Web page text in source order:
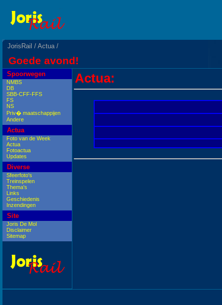
JorisRail / Actua /
Goede avond!
Spoorwegen
NMBS
DB
SBB-CFF-FFS
FS
NS
Priv� maatschappijen
Andere
Actua
Foto van de Week
Actua
Fotoactua
Updates
Diverse
Sfeerfoto's
Treinspelen
Thema's
Links
Geschiedenis
Inzendingen
Site
Joris De Mol
Disclaimer
Sitemap
Actua: